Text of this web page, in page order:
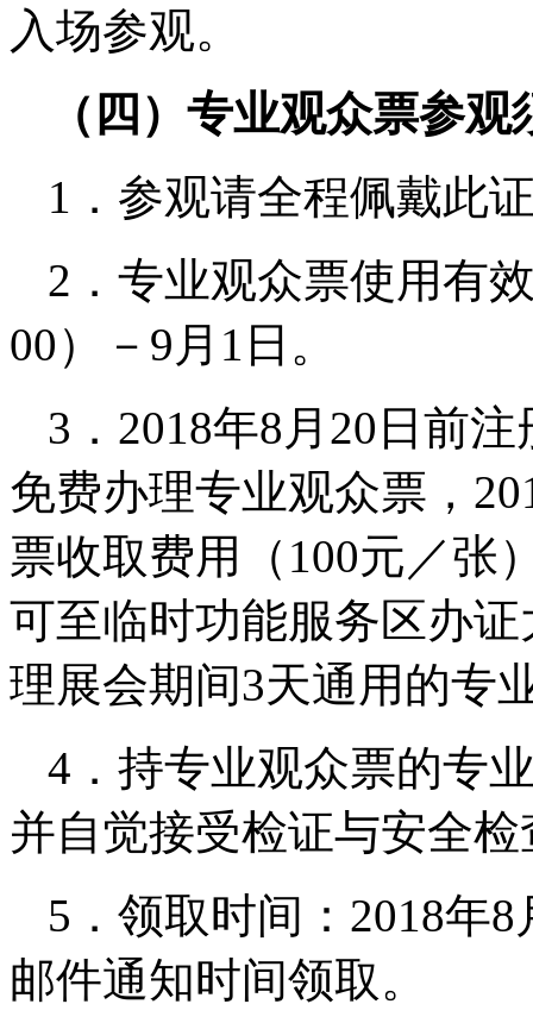
入场参观。
（四）专业观众票参观
1．参观请全程佩戴此
2．专业观众票使用有
00）－9月1日。
3．2018年8月20日前
免费办理专业观众票，
票收取费用（100元／张
可至临时功能服务区办
理展会期间3天通用的专
4．持专业观众票的专
并自觉接受检证与安全检
5．领取时间：2018年
邮件通知时间领取。